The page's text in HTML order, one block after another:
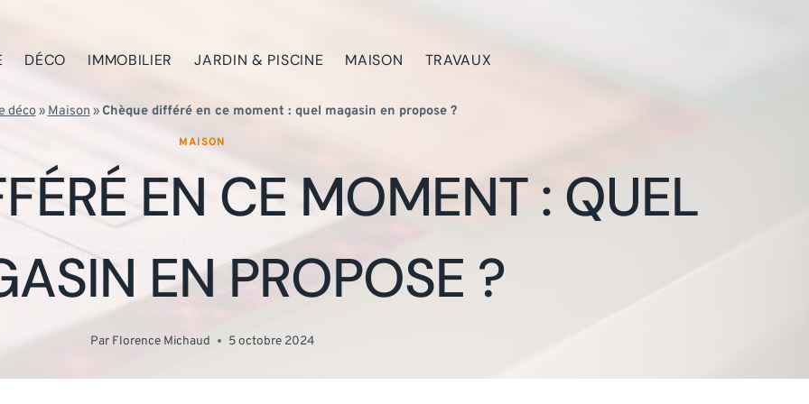
DÉCO IMMOBILIER JARDIN & PISCINE MAISON TRAVAUX
déco»Maison»Chèque différé en ce moment : quel magasin en propose ?
MAISON
EN CE MOMENT : QUEL
EN PROPOSE ?
Par Florence Michaud 5 octobre 2024